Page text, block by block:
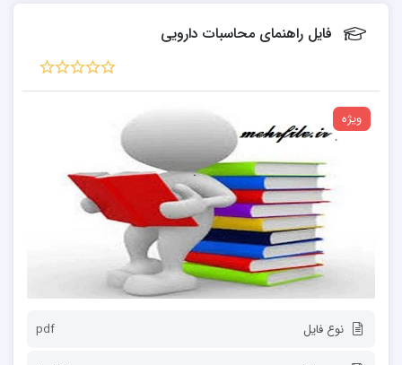
فایل راهنمای محاسبات دارویی
ویژه
نوع فایل pdf